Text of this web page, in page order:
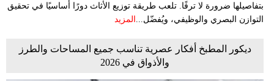
بتفاصيلها ضرورة لا ترفًا. تلعب طريقة توزيع الأثاث دورًا أساسيًا في تحقيق
التوازن البصري والوظيفي، ويُفضّل... المزيد
ديكور المطبخ أفكار عصرية تناسب جميع المساحات والطرز
والأذواق في 2026